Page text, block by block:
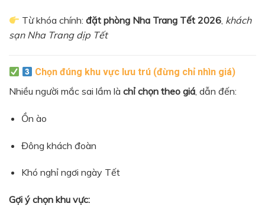
Từ khóa chính:đặt phòng Nha Trang Tết 2026, khách
sạn Nha Trang dịp Tết
Chọn đúng khu vực lưu trú (đừng chỉ nhìn giá)
Nhiều người mắc sai lầm là chỉ chọn theo giá, dẫn đến:
Ồn ào
Đông khách đoàn
Khó nghỉ ngơi ngày Tết
Gợi ý chọn khu vực: